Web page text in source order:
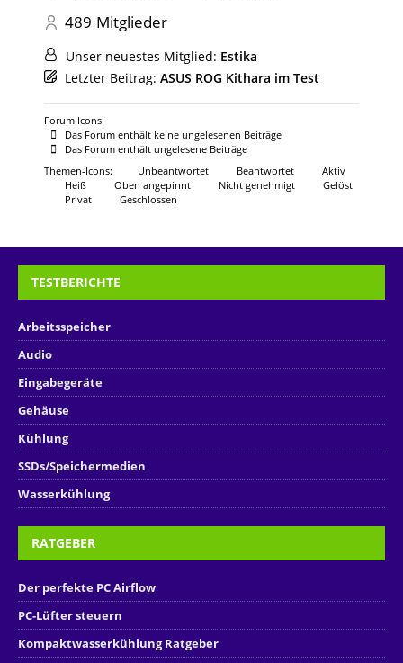
489 Mitglieder
Unser neuestes Mitglied: Estika
Letzter Beitrag: ASUS ROG Kithara im Test
Forum Icons:
Das Forum enthält keine ungelesenen Beiträge
Das Forum enthält ungelesene Beiträge
Themen-Icons:
Unbeantwortet Beantwortet
Aktiv
Heiß
Oben angepinnt Nicht genehmigt
Gelöst
Privat
Geschlossen
TESTBERICHTE
Arbeitsspeicher
Audio
Eingabegeräte
Gehäuse
Kühlung
SSDs/Speichermedien
Wasserkühlung
RATGEBER
Der perfekte PC Airflow
PC-Lüfter steuern
Kompaktwasserkühlung Ratgeber